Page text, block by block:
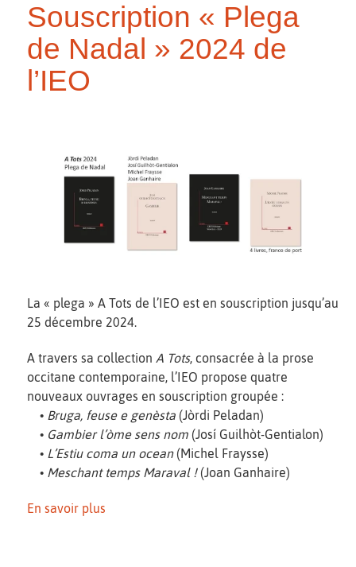
Souscription « Plega
de Nadal » 2024 de
l’IEO
La « plega » A Tots de l’IEO est en souscription jusqu’au
25 décembre 2024.
A travers sa collection A Tots, consacrée à la prose
occitane contemporaine, l’IEO propose quatre
nouveaux ouvrages en souscription groupée :
• Bruga, feuse e genèsta (Jòrdi Peladan)
• Gambier l’òme sens nom (Josí Guilhòt-Gentialon)
• L’Estiu coma un ocean(Michel Fraysse)
• Meschant temps Maraval !(Joan Ganhaire)
En savoir plus